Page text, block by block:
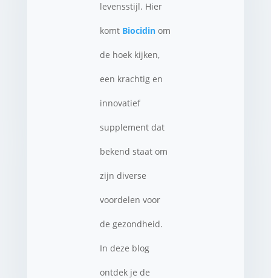
levensstijl. Hier
komt Biocidinom
de hoek kijken,
een krachtig en
innovatief
supplement dat
bekend staat om
zijn diverse
voordelen voor
de gezondheid.
In deze blog
ontdek je de